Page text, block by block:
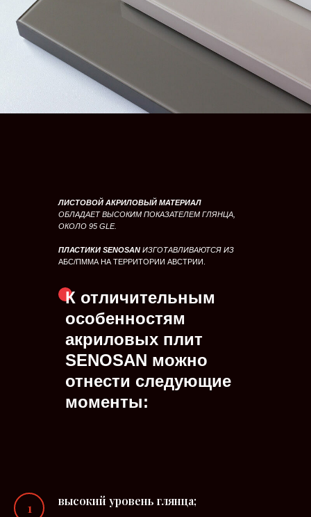
К отличительным
особенностям
акриловых плит
SENOSAN можно
отнести следующие
моменты:
ЛИСТОВОЙ АКРИЛОВЫЙ МАТЕРИАЛ
ОБЛАДАЕТ ВЫСОКИМ ПОКАЗАТЕЛЕМ ГЛЯНЦА,
ОКОЛО 95 GLE.
ПЛАСТИКИ SENOSAN ИЗГОТАВЛИВАЮТСЯ ИЗ
АБС/ПММА НА ТЕРРИТОРИИ АВСТРИИ.
высокий уровень глянца;